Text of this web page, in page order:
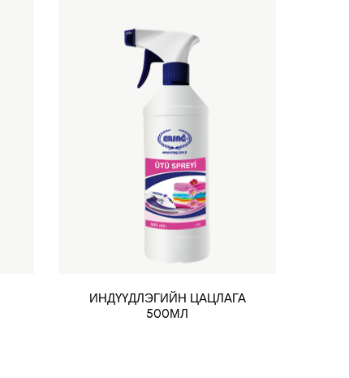
ИНДҮҮДЛЭГИЙН ЦАЦЛАГА
500МЛ